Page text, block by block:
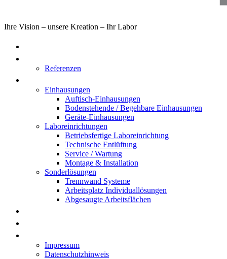
Ihre Vision – unsere Kreation – Ihr Labor
Referenzen
Einhausungen
Auftisch-Einhausungen
Bodenstehende / Begehbare Einhausungen
Geräte-Einhausungen
Laboreinrichtungen
Betriebsfertige Laboreinrichtung
Technische Entlüftung
Service / Wartung
Montage & Installation
Sonderlösungen
Trennwand Systeme
Arbeitsplatz Individuallösungen
Abgesaugte Arbeitsflächen
Impressum
Datenschutzhinweis